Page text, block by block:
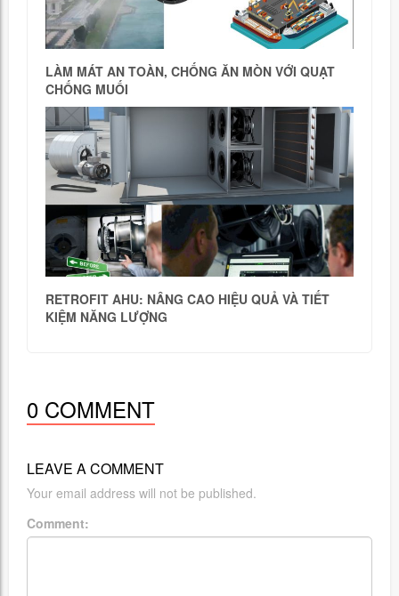
LÀM MÁT AN TOÀN, CHỐNG ĂN MÒN VỚI QUẠT
CHỐNG MUỐI
RETROFIT AHU: NÂNG CAO HIỆU QUẢ VÀ TIẾT
KIỆM NĂNG LƯỢNG
0 COMMENT
LEAVE A COMMENT
Your email address will not be published.
Comment: